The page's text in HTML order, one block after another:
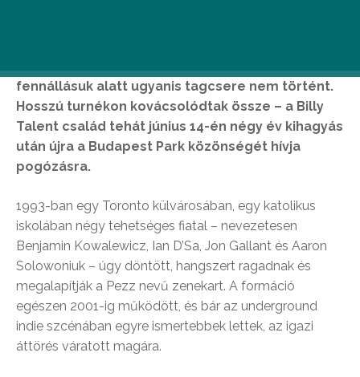
fennállásuk alatt ugyanis tagcsere nem történt.
Hosszú turnékon kovácsolódtak össze – a Billy
Talent család tehát június 14-én négy év kihagyás
után újra a Budapest Park közönségét hívja
pogózásra.
1993-ban egy Toronto külvárosában, egy katolikus
iskolában négy tehetséges fiatal – nevezetesen
Benjamin Kowalewicz, Ian D’Sa, Jon Gallant és Aaron
Solowoniuk – úgy döntött, hangszert ragadnak és
megalapítják a Pezz nevű zenekart. A formáció
egészen 2001-ig működött, és bár az underground
indie szcénában egyre ismertebbek lettek, az igazi
áttörés váratott magára.